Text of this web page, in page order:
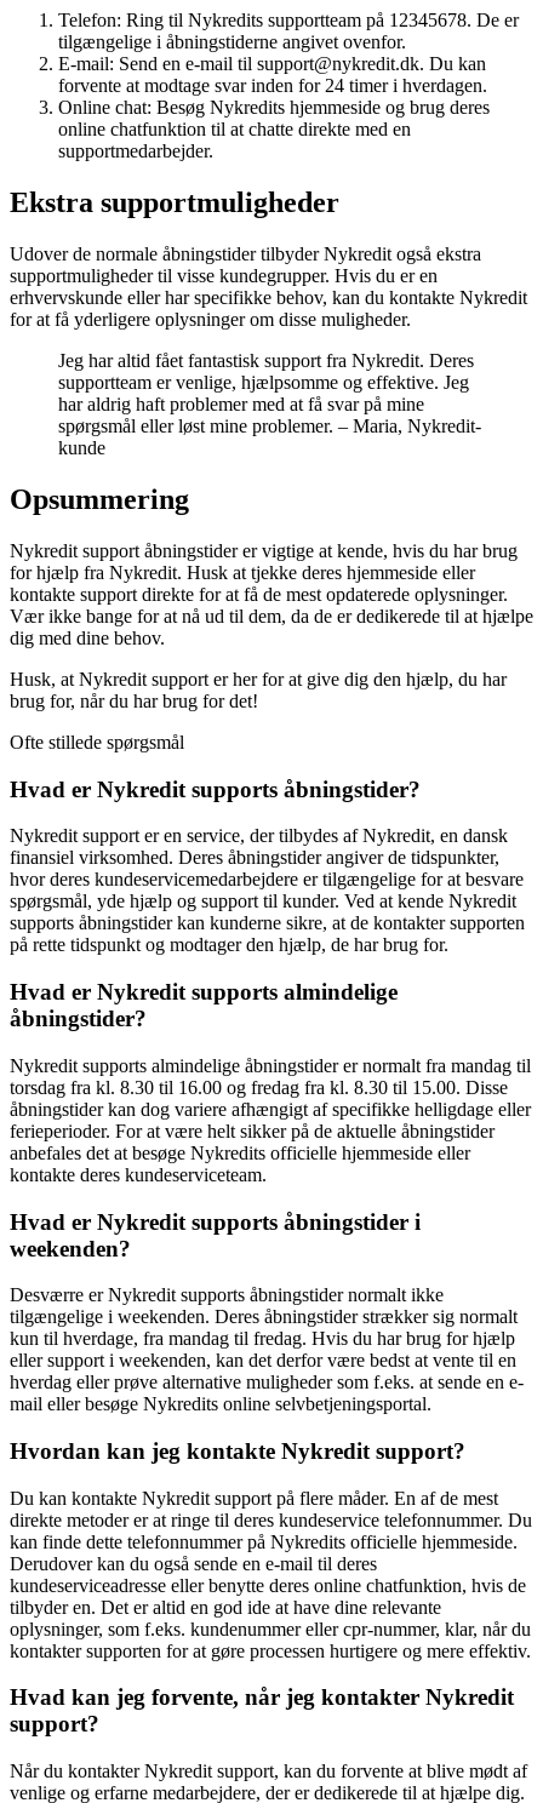
Telefon: Ring til Nykredits supportteam på 12345678. De er
tilgængelige i åbningstiderne angivet ovenfor.
E-mail: Send en e-mail til support@nykredit.dk. Du kan
forvente at modtage svar inden for 24 timer i hverdagen.
Online chat: Besøg Nykredits hjemmeside og brug deres
online chatfunktion til at chatte direkte med en
supportmedarbejder.
Ekstra supportmuligheder
Udover de normale åbningstider tilbyder Nykredit også ekstra
supportmuligheder til visse kundegrupper. Hvis du er en
erhvervskunde eller har specifikke behov, kan du kontakte Nykredit
for at få yderligere oplysninger om disse muligheder.
Jeg har altid fået fantastisk support fra Nykredit. Deres
supportteam er venlige, hjælpsomme og effektive. Jeg
har aldrig haft problemer med at få svar på mine
spørgsmål eller løst mine problemer. – Maria, Nykredit-
kunde
Opsummering
Nykredit support åbningstider er vigtige at kende, hvis du har brug
for hjælp fra Nykredit. Husk at tjekke deres hjemmeside eller
kontakte support direkte for at få de mest opdaterede oplysninger.
Vær ikke bange for at nå ud til dem, da de er dedikerede til at hjælpe
dig med dine behov.
Husk, at Nykredit support er her for at give dig den hjælp, du har
brug for, når du har brug for det!
Ofte stillede spørgsmål
Hvad er Nykredit supports åbningstider?
Nykredit support er en service, der tilbydes af Nykredit, en dansk
finansiel virksomhed. Deres åbningstider angiver de tidspunkter,
hvor deres kundeservicemedarbejdere er tilgængelige for at besvare
spørgsmål, yde hjælp og support til kunder. Ved at kende Nykredit
supports åbningstider kan kunderne sikre, at de kontakter supporten
på rette tidspunkt og modtager den hjælp, de har brug for.
Hvad er Nykredit supports almindelige
åbningstider?
Nykredit supports almindelige åbningstider er normalt fra mandag til
torsdag fra kl. 8.30 til 16.00 og fredag fra kl. 8.30 til 15.00. Disse
åbningstider kan dog variere afhængigt af specifikke helligdage eller
ferieperioder. For at være helt sikker på de aktuelle åbningstider
anbefales det at besøge Nykredits officielle hjemmeside eller
kontakte deres kundeserviceteam.
Hvad er Nykredit supports åbningstider i
weekenden?
Desværre er Nykredit supports åbningstider normalt ikke
tilgængelige i weekenden. Deres åbningstider strækker sig normalt
kun til hverdage, fra mandag til fredag. Hvis du har brug for hjælp
eller support i weekenden, kan det derfor være bedst at vente til en
hverdag eller prøve alternative muligheder som f.eks. at sende en e-
mail eller besøge Nykredits online selvbetjeningsportal.
Hvordan kan jeg kontakte Nykredit support?
Du kan kontakte Nykredit support på flere måder. En af de mest
direkte metoder er at ringe til deres kundeservice telefonnummer. Du
kan finde dette telefonnummer på Nykredits officielle hjemmeside.
Derudover kan du også sende en e-mail til deres
kundeserviceadresse eller benytte deres online chatfunktion, hvis de
tilbyder en. Det er altid en god ide at have dine relevante
oplysninger, som f.eks. kundenummer eller cpr-nummer, klar, når du
kontakter supporten for at gøre processen hurtigere og mere effektiv.
Hvad kan jeg forvente, når jeg kontakter Nykredit
support?
Når du kontakter Nykredit support, kan du forvente at blive mødt af
venlige og erfarne medarbejdere, der er dedikerede til at hjælpe dig.